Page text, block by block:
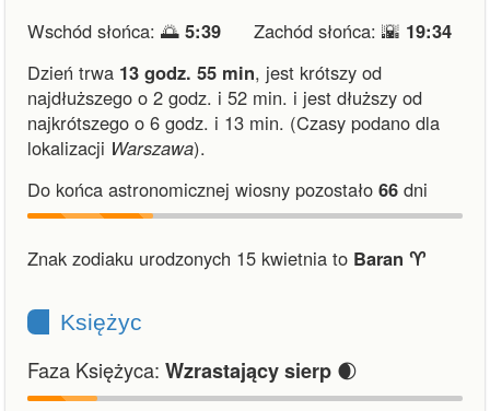
Wschód słońca: 🌅 5:39 Zachód słońca: 🌇 19:34
Dzień trwa 13 godz. 55 min, jest krótszy od
najdłuższego o 2 godz. i 52 min. i jest dłuższy od
najkrótszego o 6 godz. i 13 min. (Czasy podano dla
lokalizacji Warszawa).
Do końca astronomicznej wiosny pozostało 66 dni
Znak zodiaku urodzonych 15 kwietnia to Baran ♈︎
Księżyc
Faza Księżyca: Wzrastający sierp 🌒